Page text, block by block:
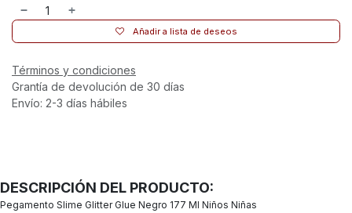
Añadir a lista de deseos
Términos y condiciones
Grantía de devolución de 30 días
Envío: 2-3 días hábiles
DESCRIPCIÓN DEL PRODUCTO:
Pegamento Slime Glitter Glue Negro 177 Ml Niños Niñas